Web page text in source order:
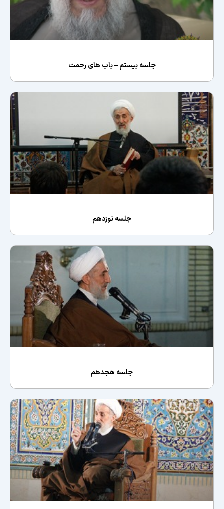
جلسه بیستم – باب های رحمت
جلسه نوزدهم
جلسه هجدهم